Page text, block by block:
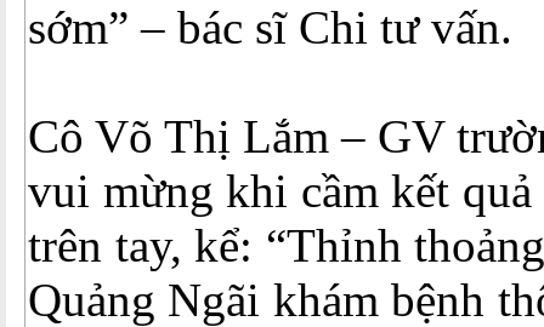
sớm” – bác sĩ Chi tư vấn.
Cô Võ Thị Lắm – GV
vui mừng khi cầm kết quả
trên tay, kể: “Thỉnh
Quảng Ngãi khám bệnh